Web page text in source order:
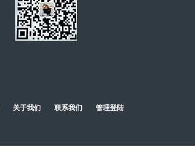
关于我们 联系我们 管理登陆